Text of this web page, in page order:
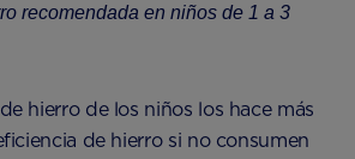
recomendada en niños de 1 a 3
hierro de los niños los hace más
de hierro si no consumen